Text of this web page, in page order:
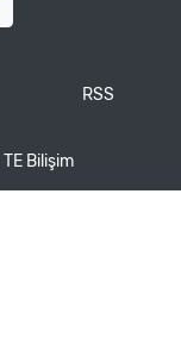
RSS
TE Bilişim